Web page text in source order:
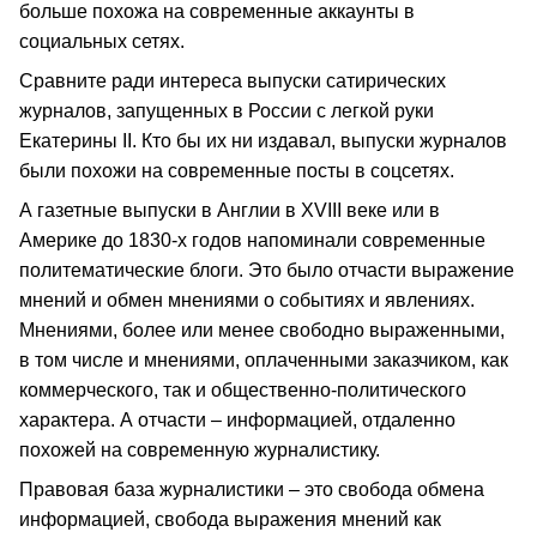
больше похожа на современные аккаунты в
социальных сетях.
Сравните ради интереса выпуски сатирических
журналов, запущенных в России с легкой руки
Екатерины II. Кто бы их ни издавал, выпуски журналов
были похожи на современные посты в соцсетях.
А газетные выпуски в Англии в XVIII веке или в
Америке до 1830-х годов напоминали современные
политематические блоги. Это было отчасти выражение
мнений и обмен мнениями о событиях и явлениях.
Мнениями, более или менее свободно выраженными,
в том числе и мнениями, оплаченными заказчиком, как
коммерческого, так и общественно-политического
характера. А отчасти – информацией, отдаленно
похожей на современную журналистику.
Правовая база журналистики – это свобода обмена
информацией, свобода выражения мнений как